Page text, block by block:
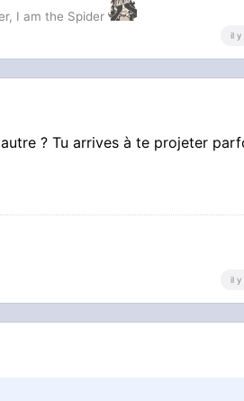
I am the Spider
il y
? Tu arrives à te projeter
il y